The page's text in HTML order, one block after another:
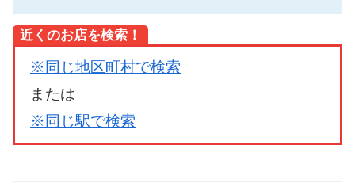
近くのお店を検索！
※同じ地区町村で検索
または
※同じ駅で検索